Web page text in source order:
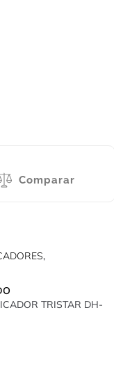
Comparar
,
TRISTAR DH-